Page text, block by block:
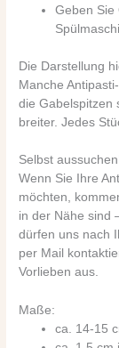
Geben Sie
Die Darstellung
Manche
die Gabelspitzen
breiter. Jedes
Selbst
Wenn Sie Ihre
möchten,
in der Nähe sind
dürfen uns nach
per Mail
Vorlieben aus.
Maße:
ca. 14-15